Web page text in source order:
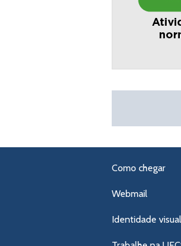
Como chegar
Webmail
Identidade visual